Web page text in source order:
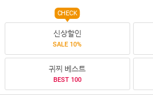
신상할인
SALE 10%
CHECK
귀찌 베스트
BEST 100